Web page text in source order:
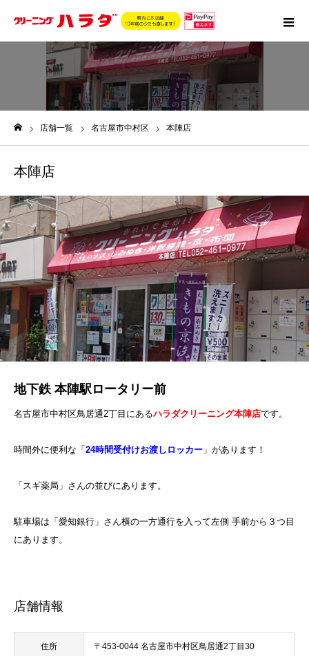
店舗一覧 名古屋市中村区 本陣店
本陣店
地下鉄 本陣駅ロータリー前
名古屋市中村区鳥居通2丁目にあるハラダクリーニング本陣店です。
時間外に便利な「 24時間受付けお渡しロッカー 」があります！
「スギ薬局」さんの並びにあります。
駐車場は「愛知銀行」さん横の一方通行を入って左側 手前から３つ目
にあります。
店舗情報
住所 〒453-0044 名古屋市中村区鳥居通2丁目30